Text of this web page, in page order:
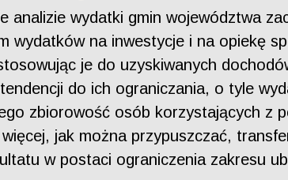
analizie wydatki gmin województwa
wydatków na inwestycje i na opiekę
je do uzyskiwanych
do ich ograniczania, o tyle
zbiorowość osób korzystających z
jak można przypuszczać,
w postaci ograniczenia zakresu